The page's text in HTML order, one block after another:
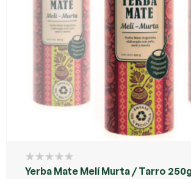
Yerba Mate Melí Murta / Tarro